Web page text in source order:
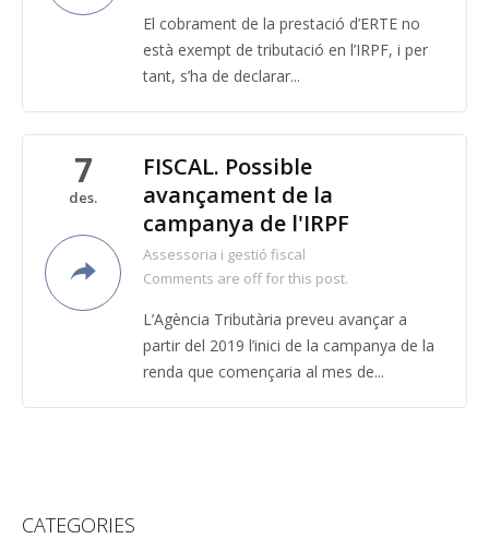
El cobrament de la prestació d’ERTE no
està exempt de tributació en l’IRPF, i per
tant, s’ha de declarar...
7
des.
FISCAL. Possible
avançament de la
campanya de l'IRPF
Assessoria i gestió fiscal
Comments are off for this post.
L’Agència Tributària preveu avançar a
partir del 2019 l’inici de la campanya de la
renda que començaria al mes de...
CATEGORIES